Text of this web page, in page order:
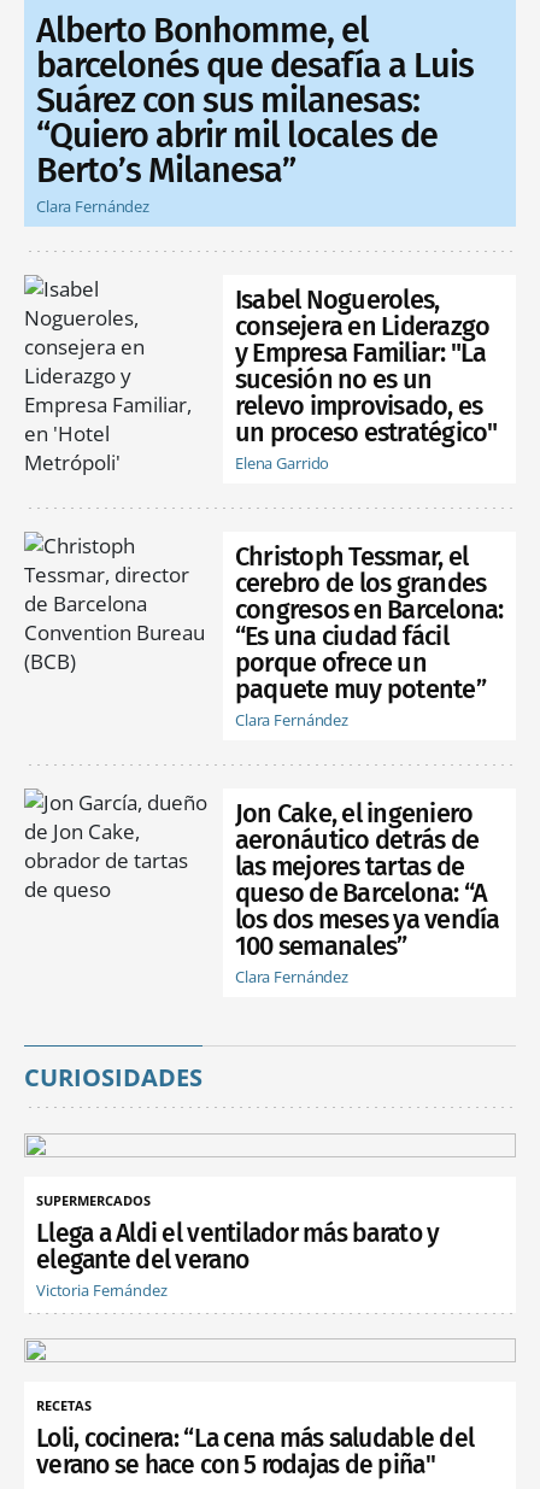
Alberto Bonhomme, el
barcelonés que desafía a Luis
Suárez con sus milanesas:
“Quiero abrir mil locales de
Berto’s Milanesa”
Clara Fernández
Isabel Nogueroles,
consejera en Liderazgo
y Empresa Familiar: "La
sucesión no es un
relevo improvisado, es
un proceso estratégico"
Elena Garrido
Christoph Tessmar, el
cerebro de los grandes
congresos en Barcelona:
“Es una ciudad fácil
porque ofrece un
paquete muy potente”
Clara Fernández
Jon Cake, el ingeniero
aeronáutico detrás de
las mejores tartas de
queso de Barcelona: “A
los dos meses ya vendía
100 semanales”
Clara Fernández
CURIOSIDADES
SUPERMERCADOS
Llega a Aldi el ventilador más barato y
elegante del verano
Victoria Fernández
RECETAS
Loli, cocinera: “La cena más saludable del
verano se hace con 5 rodajas de piña"